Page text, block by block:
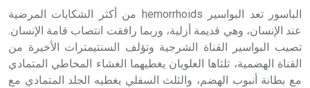
- هل تعلم أن أبجر Abgar اسم معروف جيداً يعود إلى عدد من
الملوك الذين حكموا مدينة إديسا (الرها) من أبجر الأول وحتى
التاسع، وهم ينتسبون إلى أسرة أوسروين
الباسور تعد البواسير hemorrhoids من أكثر الشكايات المرضية
عند الإنسان، وهي قديمة أزلية، وربما رافقت انتصاب قامة الإنسان.
تصيب البواسير القناة الشرجية وتؤلف السنتيمترات الأخيرة من
القناة الهضمية، ثلثاها العلويان يغطيهما الغشاء المخاطي المتمادي
مع بطانة أنبوب الهضم، والثلث السفلي يغطيه الجلد المتمادي مع